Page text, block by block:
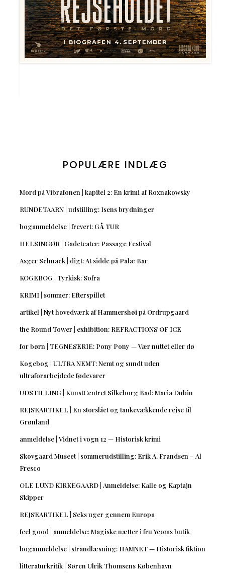
POPULÆRE INDLÆG
Mord på Vibrafonen | kapitel 2: En krimi af Roxnakowsky
RUNDETAARN | udstilling: Isens brydninger
boganmeldelse | frevert: GÅ TUR
HELSINGØR | Gadeteater: Passage Festival
Asger Schnack | digt: At sidde på Palæ Bar
KOGEBOG | Tyrkisk: Sofra
KRIMI | sommer: Efterspillet
artikel | Nyt hovedværk af Hammershøi på Ordrupgaard
the Round Tower | exhibition: REFRACTIONS OF ICE
for børn | TEGNESERIE: Pony Pony — Vær nuttet eller dø
Kogebog | ULTRA NEMT: Nemt og sundt uden
ultraforarbejdede fødevarer
UDSTILLING | KunstCentret Silkeborg Bad: Maria Dubin
REJSEARTIKEL | En storslået og tankevækkende rejse til
Grønland
anmeldelse | Vidnet i vogn 12 — Historisk krimi
Skovgaard Museet | sommerudstilling: Erik A. Frandsen – Al
Fresco
OLE LUND KIRKEGAARD | Anmeldelse: Kalle og Kaptajn
Skipper
REJSEARTIKEL | Seks uger gennem Europa
feel good | anmeldelse: Magiske nætter i fru Yeoms butik
boganmeldelse | strandlæsning: HAMNET — Historisk fiktion
litteraturkritik | Søren Ulrik Thomsens København